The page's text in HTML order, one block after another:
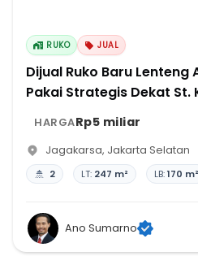
RUKO JUAL
Dijual Ruko Baru Lenteng
Pakai Strategis Dekat St.
HARGARp5 miliar
Jagakarsa, Jakarta Selatan
2 LT: 247 m² LB:170 m²
Ano Sumarno